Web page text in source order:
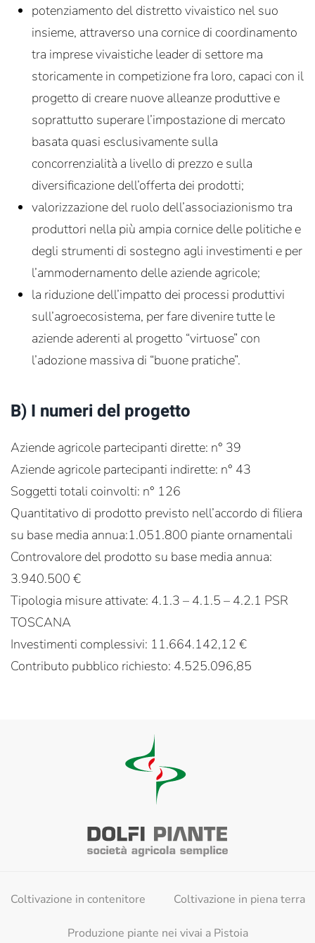
potenziamento del distretto vivaistico nel suo
insieme, attraverso una cornice di coordinamento
tra imprese vivaistiche leader di settore ma
storicamente in competizione fra loro, capaci con il
progetto di creare nuove alleanze produttive e
soprattutto superare l’impostazione di mercato
basata quasi esclusivamente sulla
concorrenzialità a livello di prezzo e sulla
diversificazione dell’offerta dei prodotti;
valorizzazione del ruolo dell’associazionismo tra
produttori nella più ampia cornice delle politiche e
degli strumenti di sostegno agli investimenti e per
l’ammodernamento delle aziende agricole;
la riduzione dell’impatto dei processi produttivi
sull’agroecosistema, per fare divenire tutte le
aziende aderenti al progetto “virtuose” con
l’adozione massiva di “buone pratiche”.
B) I numeri del progetto
Aziende agricole partecipanti dirette: n° 39
Aziende agricole partecipanti indirette: n° 43
Soggetti totali coinvolti: n° 126
Quantitativo di prodotto previsto nell’accordo di filiera
su base media annua:1.051.800 piante ornamentali
Controvalore del prodotto su base media annua:
3.940.500 €
Tipologia misure attivate: 4.1.3 – 4.1.5 – 4.2.1 PSR
TOSCANA
Investimenti complessivi: 11.664.142,12 €
Contributo pubblico richiesto: 4.525.096,85
Coltivazione in contenitore Coltivazione in piena terra
Produzione piante nei vivai a Pistoia